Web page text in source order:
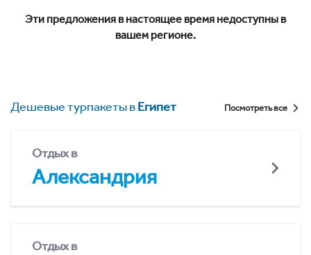
Эти предложения в настоящее время недоступны в
вашем регионе.
Дешевые турпакеты вЕгипет Посмотреть все
Отдых в
Александрия
Отдых в